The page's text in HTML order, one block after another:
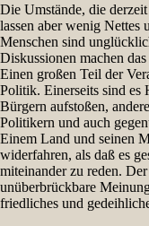
Die Umstände, die
lassen aber wenig Nettes
Menschen sind
Diskussionen machen
Einen großen Teil der
Politik. Einerseits sind es
Bürgern aufstoßen,
Politikern und auch
Einem Land und seinen
widerfahren, als daß es
miteinander zu reden.
unüberbrückbare
friedliches und